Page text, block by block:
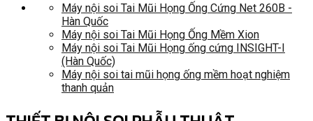
Máy nội soi Tai Mũi Họng Ống Cứng Net 260B -
Hàn Quốc
Máy nội soi Tai Mũi Họng Ống Mềm Xion
Máy nội soi Tai Mũi Họng ống cứng INSIGHT-I
(Hàn Quốc)
Máy nội soi tai mũi họng ống mềm hoạt nghiệm
thanh quản